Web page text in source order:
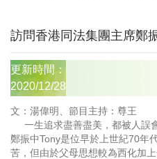
訪問香港同法集團主席鄭
更新時間：
2020/12/28
文：湯偉明 、節目 主持：尊王
一生追求盡善盡美，都被人誤
鄭振中Tony是位早於上世紀70年
苦，但由於父母思想較為西化加